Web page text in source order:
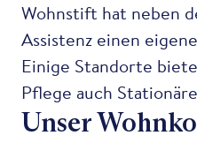
Wohnstift hat neben
Assistenz einen
Einige Standorte
Pflege auch
Unser